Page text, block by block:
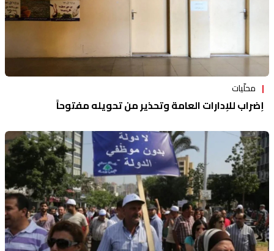
محلّيات
إضراب للإدارات العامة وتحذير من تحويله مفتوحاً